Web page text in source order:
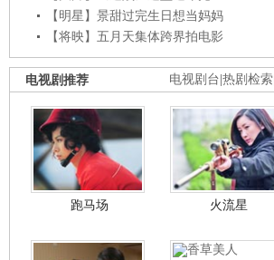
【明星】景甜过完生日想当妈妈
【将映】五月天集体跨界拍电影
电视剧台 热剧检索
电视剧推荐
跑马场 火流星